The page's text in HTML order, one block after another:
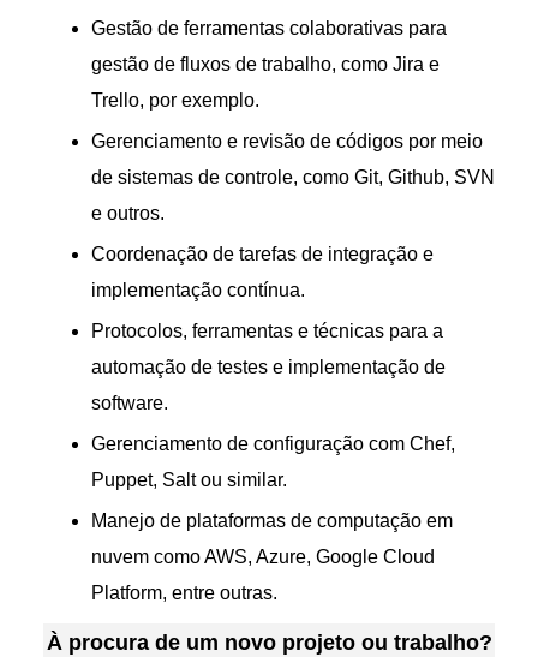
Gestão de ferramentas colaborativas para
gestão de fluxos de trabalho, como Jira e
Trello, por exemplo.
Gerenciamento e revisão de códigos por meio
de sistemas de controle, como Git, Github, SVN
e outros.
Coordenação de tarefas de integração e
implementação contínua.
Protocolos, ferramentas e técnicas para a
automação de testes e implementação de
software.
Gerenciamento de configuração com Chef,
Puppet, Salt ou similar.
Manejo de plataformas de computação em
nuvem como AWS, Azure, Google Cloud
Platform, entre outras.
À procura de um novo projeto ou trabalho?